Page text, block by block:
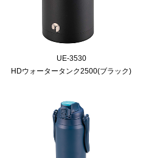
UE-3530
HDウォータータンク2500(ブラック)